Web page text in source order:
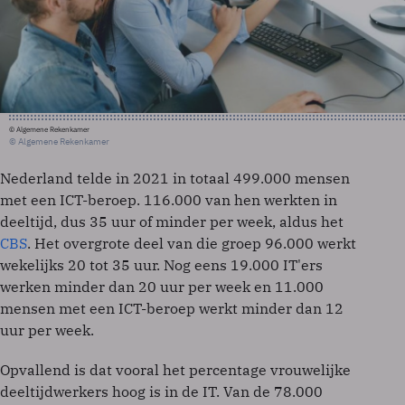
© Algemene Rekenkamer
© Algemene Rekenkamer
Nederland telde in 2021 in totaal 499.000 mensen
met een ICT-beroep. 116.000 van hen werkten in
deeltijd, dus 35 uur of minder per week, aldus het
CBS. Het overgrote deel van die groep 96.000 werkt
wekelijks 20 tot 35 uur. Nog eens 19.000 IT'ers
werken minder dan 20 uur per week en 11.000
mensen met een ICT-beroep werkt minder dan 12
uur per week.
Opvallend is dat vooral het percentage vrouwelijke
deeltijdwerkers hoog is in de IT. Van de 78.000